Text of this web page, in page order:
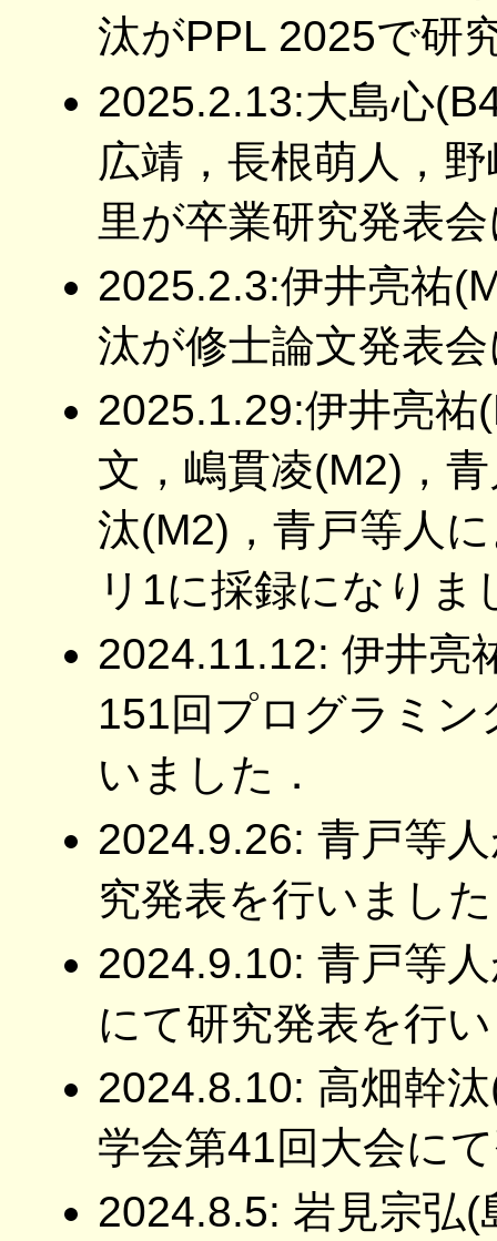
汰がPPL 2025で研
2025.2.13:大島心
広靖，長根萌人，
里が卒業研究発表
2025.2.3:伊井亮祐
汰が修士論文発表
2025.1.29:伊井亮
文，嶋貫凌(M2)，
汰(M2)，青戸等人
リ1に採録になりま
2024.11.12: 伊井亮
151回プログラミ
いました．
2024.9.26: 青戸等
究発表を行いまし
2024.9.10: 青戸等
にて研究発表を行
2024.8.10: 高畑幹
学会第41回大会に
2024.8.5: 岩見宗弘